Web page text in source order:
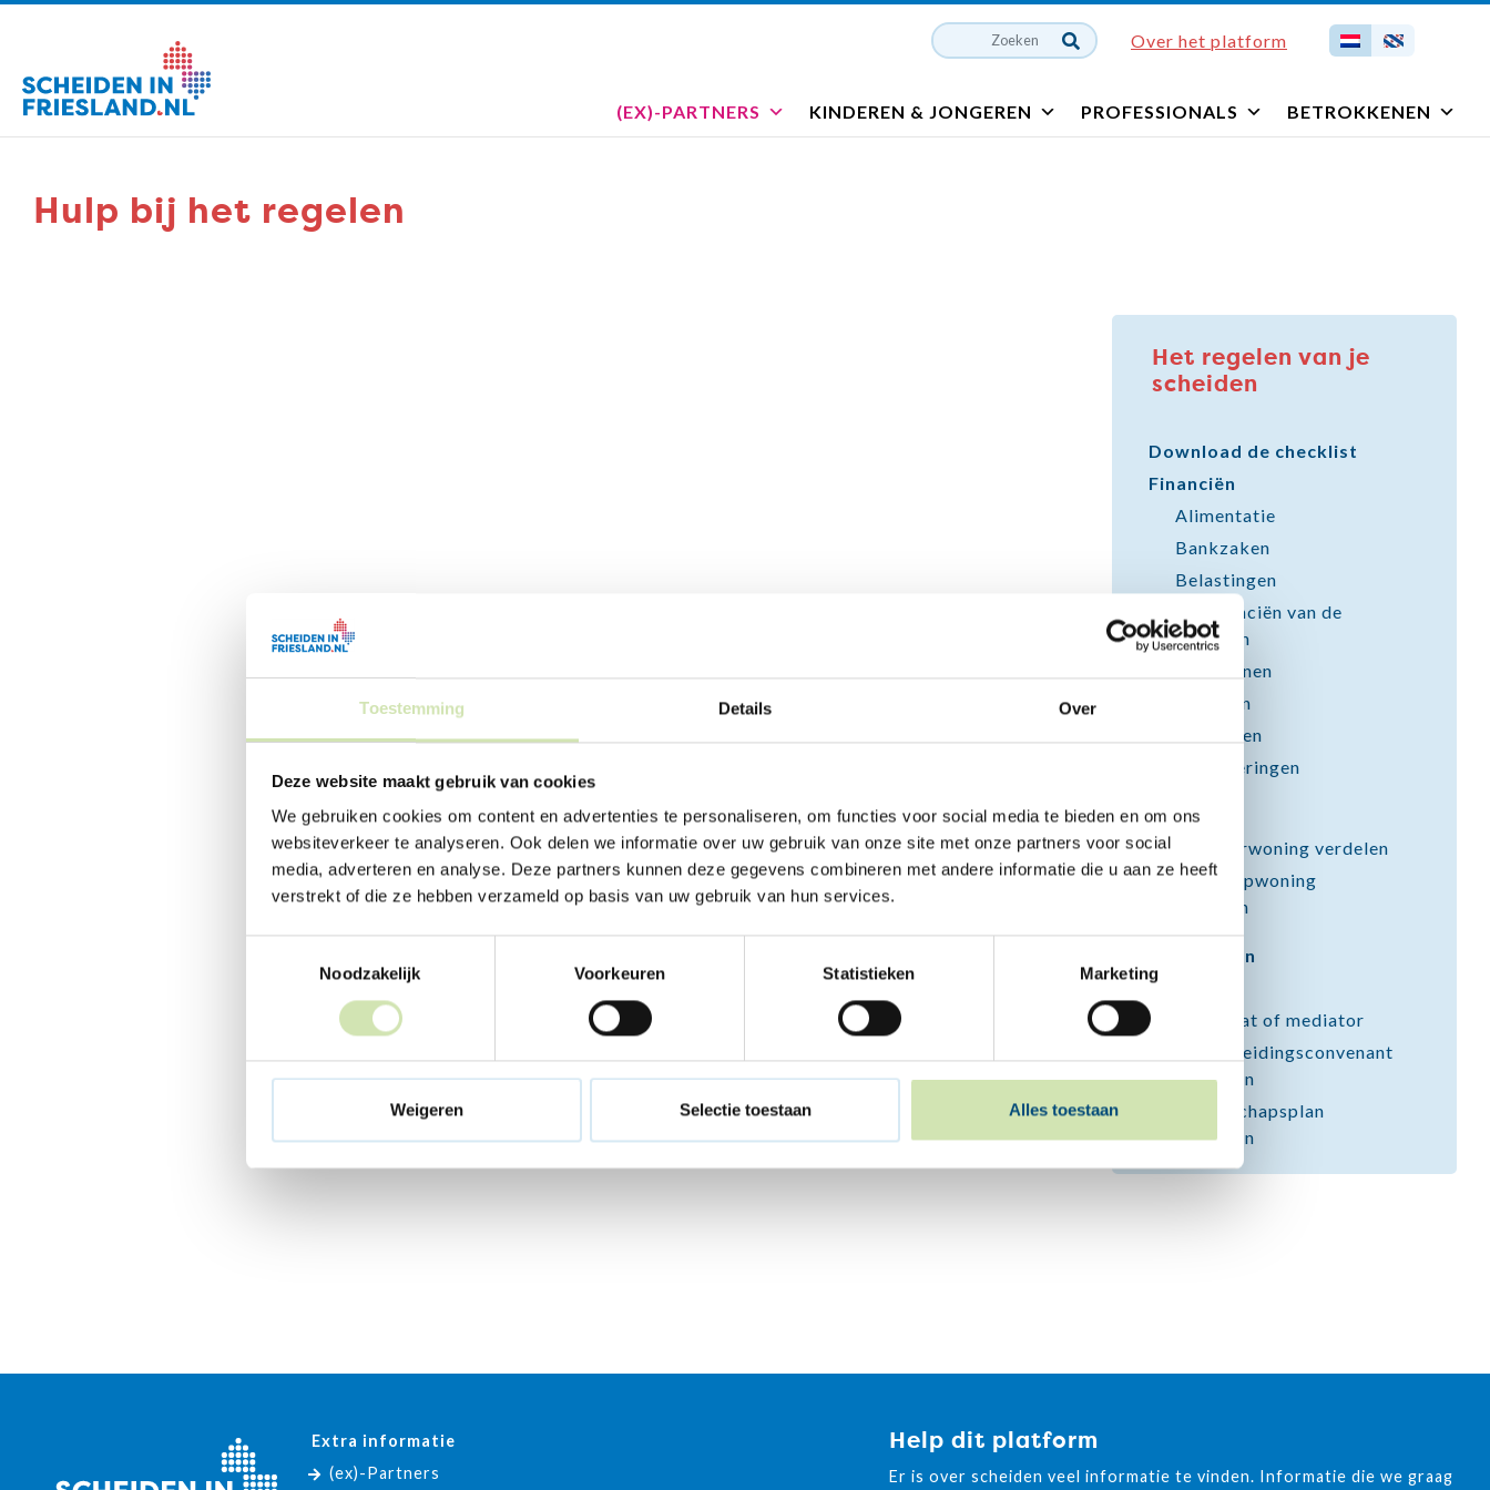
Toestemming Details Over
Deze website maakt gebruik van cookies
We gebruiken cookies om content en advertenties te personaliseren, om functies voor social media te bieden en om ons
websiteverkeer te analyseren. Ook delen we informatie over uw gebruik van onze site met onze partners voor social
media, adverteren en analyse. Deze partners kunnen deze gegevens combineren met andere informatie die u aan ze heeft
verstrekt of die ze hebben verzameld op basis van uw gebruik van hun services.
Noodzakelijk
Voorkeuren Statistieken Marketing
Weigeren Selectie toestaan Alles toestaan
Over het platform
(EX)-PARTNERS KINDEREN & JONGEREN PROFESSIONALS BETROKKENEN
Hulp bij het regelen
Het regelen van je
scheiden
Download de checklist
Financiën
Alimentatie
Bankzaken
Belastingen
De financiën van de
kinderen
Pensioenen
Schulden
Toeslagen
Verzekeringen
Woning
Een huurwoning verdelen
Een koopwoning
verdelen
Bezittingen
Juridisch
Advocaat of mediator
Echtscheidingsconvenant
opstellen
Ouderschapsplan
opstellen
Extra informatie
(ex)-Partners
Help dit platform
Er is over scheiden veel informatie te vinden. Informatie die we graag